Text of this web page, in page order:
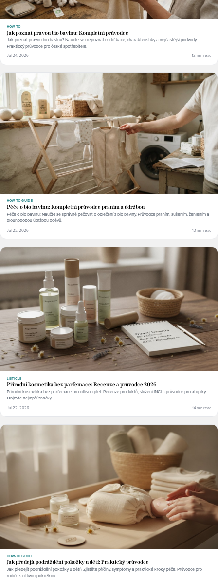
HOW-TO
Jak poznat pravou bio bavlnu: Kompletní průvodce
Jak poznat pravou bio bavlnu? Naučte se rozpoznat certifikace, charakteristiky a nejčastější podvody.
Praktický průvodce pro české spotřebitele.
Jul 24, 2026 12 min read
HOW-TO GUIDE
Péče o bio bavlnu: Kompletní průvodce praním a údržbou
Péče o bio bavlnu: Naučte se správně pečovat o oblečení z bio bavlny. Průvodce praním, sušením, žehlením a
dlouhodobou údržbou oděvů.
Jul 23, 2026 13 min read
LISTICLE
Přírodní kosmetika bez parfemace: Recenze a průvodce 2026
Přírodní kosmetika bez parfemace pro citlivou pleť. Recenze produktů, složení INCI a průvodce pro atopiky.
Objevte nejlepší značky.
Jul 22, 2026 14 min read
HOW-TO GUIDE
Jak předejít podráždění pokožky u dětí: Praktický průvodce
Jak předejít podráždění pokožky u dětí? Zjistěte příčiny, symptomy a praktické kroky péče. Průvodce pro
rodiče s citlivou pokožkou.